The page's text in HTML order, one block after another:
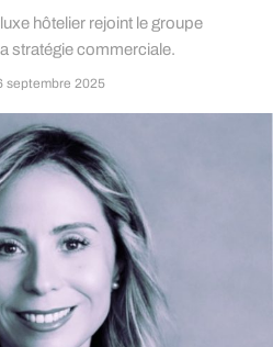
hôtelier rejoint le groupe
stratégie commerciale.
septembre 2025